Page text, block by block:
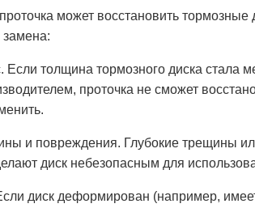
может восстановить тормозные
замена:
Если толщина тормозного диска стала
проточка не сможет
и повреждения. Глубокие трещины
диск небезопасным для
диск деформирован (например,